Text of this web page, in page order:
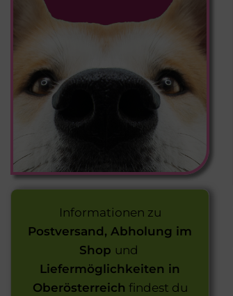
Informationen zu
Postversand, Abholung im
Shop und
Liefermöglichkeiten in
Oberösterreich findest du